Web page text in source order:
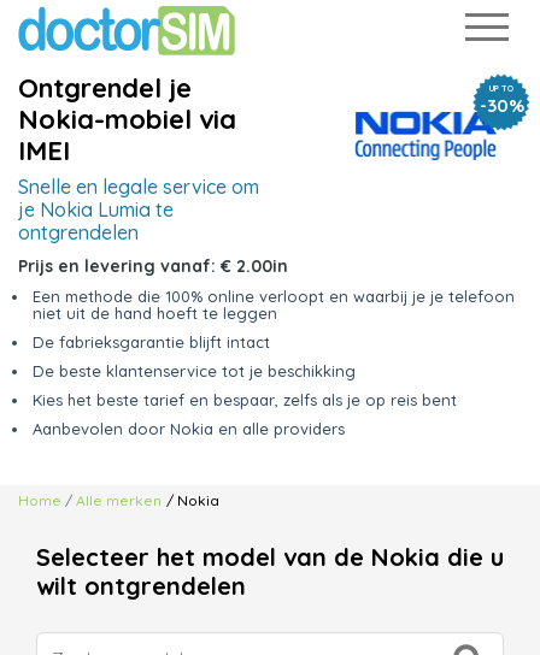
UP TO
-30%
Ontgrendel je
Nokia-mobiel via
IMEI
Snelle en legale service om
je Nokia Lumia te
ontgrendelen
Prijs en levering vanaf: € 2.00in
Een methode die 100% online verloopt en waarbij je je telefoon
niet uit de hand hoeft te leggen
De fabrieksgarantie blijft intact
De beste klantenservice tot je beschikking
Kies het beste tarief en bespaar, zelfs als je op reis bent
Aanbevolen door Nokia en alle providers
Home Alle merken / Nokia
Selecteer het model van de Nokia die u
wilt ontgrendelen